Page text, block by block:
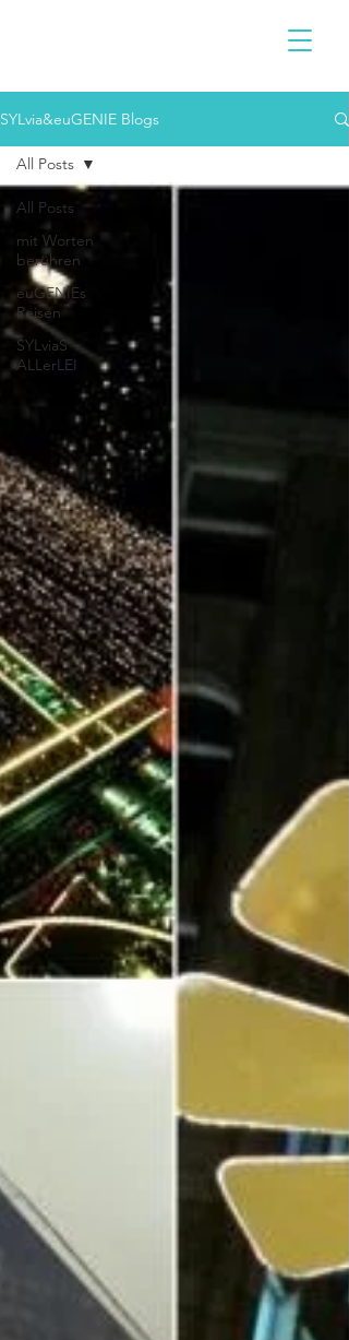
SYLvia&euGENIE Blogs
All Posts
mit Worten
berühren
euGENIEs
Reisen
SYLviaS
ALLerLEI
All Posts